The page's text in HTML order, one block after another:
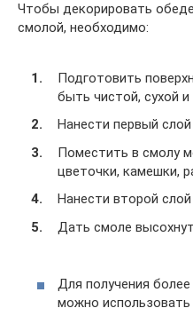
Чтобы декорировать
смолой, необходимо:
Подготовить
быть чистой, сухой
Нанести первый
Поместить в смолу
цветочки, камешки,
Нанести второй
Дать смоле
Для получения
можно